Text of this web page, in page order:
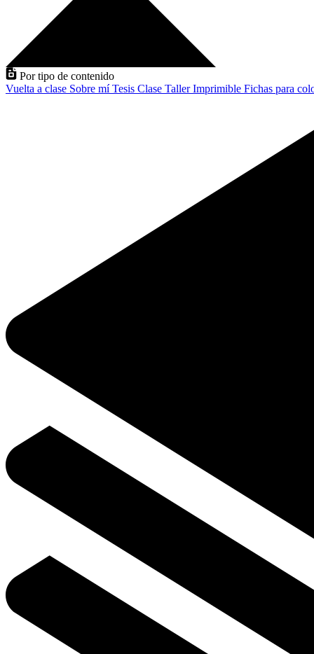
Por tipo de contenido
Vuelta a clase Sobre míTesis Clase TallerImprimible Fichas para